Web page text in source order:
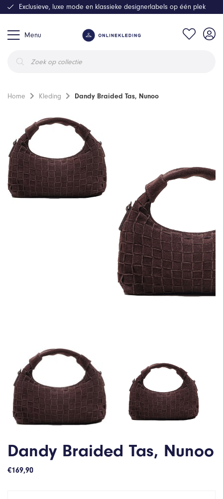
Menu
zoeken
Exclusieve, luxe mode en klassieke designerlabels op één plek
Home Kleding Dandy Braided Tas, Nunoo
Dandy Braided Tas, Nunoo
€169,90